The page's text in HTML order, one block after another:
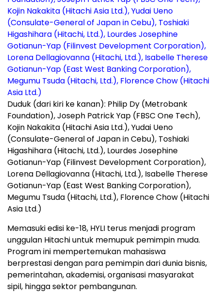
Duduk (dari kiri ke kanan): Philip Dy (Metrobank
Foundation), Joseph Patrick Yap (FBSC One Tech),
Kojin Nakakita (Hitachi Asia Ltd.), Yudai Ueno
(Consulate-General of Japan in Cebu), Toshiaki
Higashihara (Hitachi, Ltd.), Lourdes Josephine
Gotianun-Yap (Filinvest Development Corporation),
Lorena Dellagiovanna (Hitachi, Ltd.), Isabelle Therese
Gotianun-Yap (East West Banking Corporation),
Megumu Tsuda (Hitachi, Ltd.), Florence Chow (Hitachi
Asia Ltd.)
Memasuki edisi ke-18, HYLI terus menjadi program
unggulan Hitachi untuk memupuk pemimpin muda.
Program ini mempertemukan mahasiswa
berprestasi dengan para pemimpin dari dunia bisnis,
pemerintahan, akademisi, organisasi masyarakat
sipil, hingga sektor pembangunan.